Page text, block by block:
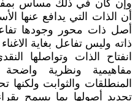
وإن كان في ذلك مساس
أن الذات التي يدافع عنها
أصل ذات محور وجودها
ذاته وليس تفاعل بغاية
انفتاح الذات وتواصلها
مفاهيمية ونظرية
المنطلقات والثوابت
تجديد أصولها بما يسمح